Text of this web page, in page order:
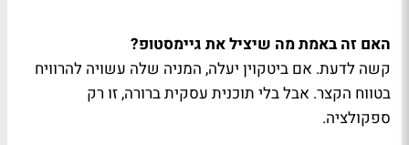
האם זה באמת מה שיציל את גיימסטופ?
קשה לדעת. אם ביטקוין יעלה, המניה שלה עשויה להרוויח
בטווח הקצר. אבל בלי תוכנית עסקית ברורה, זו רק
ספקולציה.